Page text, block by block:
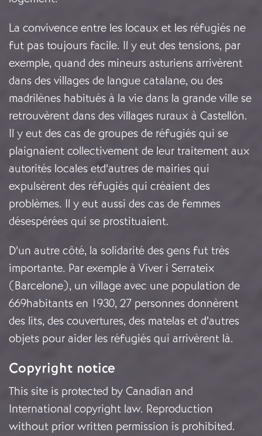
La convivence entre les locaux et les réfugiés ne
fut pas toujours facile. Il y eut des tensions, par
exemple, quand des mineurs asturiens arrivèrent
dans des villages de langue catalane, ou des
madrilènes habitués à la vie dans la grande ville se
retrouvèrent dans des villages ruraux à Castellón.
Il y eut des cas de groupes de réfugiés qui se
plaignaient collectivement de leur traitement aux
autorités locales etd’autres de mairies qui
expulsèrent des réfugiés qui créaient des
problèmes. Il y eut aussi des cas de femmes
désespérées qui se prostituaient.
D’un autre côté, la solidarité des gens fut très
importante. Par exemple à Viver i Serrateix
(Barcelone), un village avec une population de
669habitants en 1930, 27 personnes donnèrent
des lits, des couvertures, des matelas et d’autres
objets pour aider les réfugiés qui arrivèrent là.
Copyright notice
This site is protected by Canadian and
International copyright law. Reproduction
without prior written permission is prohibited.